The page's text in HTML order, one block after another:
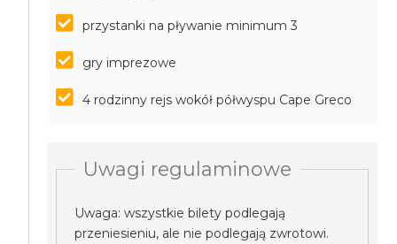
przystanki na pływanie minimum 3
gry imprezowe
4 rodzinny rejs wokół półwyspu Cape Greco
Uwagi regulaminowe
Uwaga: wszystkie bilety podlegają
przeniesieniu, ale nie podlegają zwrotowi.